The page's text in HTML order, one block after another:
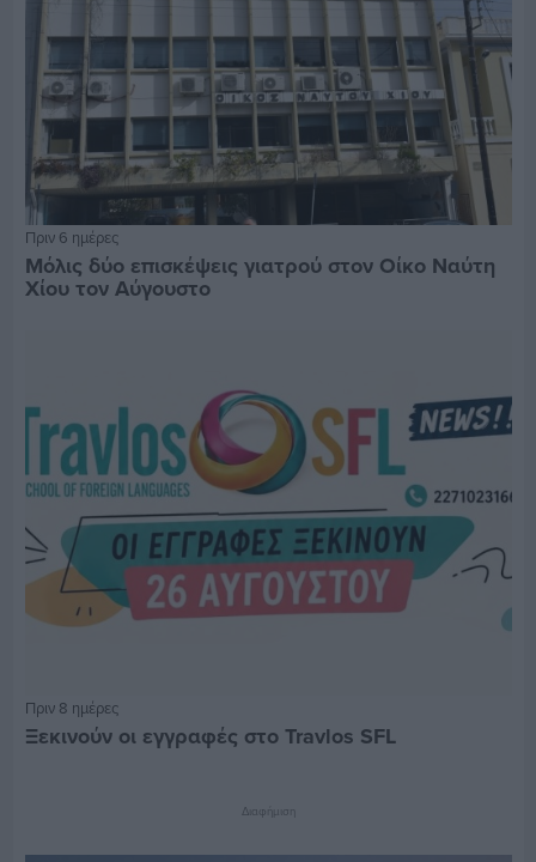
Πριν 6 ημέρες
Μόλις δύο επισκέψεις γιατρού στον Οίκο Ναύτη
Χίου τον Αύγουστο
Πριν 8 ημέρες
Ξεκινούν οι εγγραφές στο Travlos SFL
Διαφήμιση